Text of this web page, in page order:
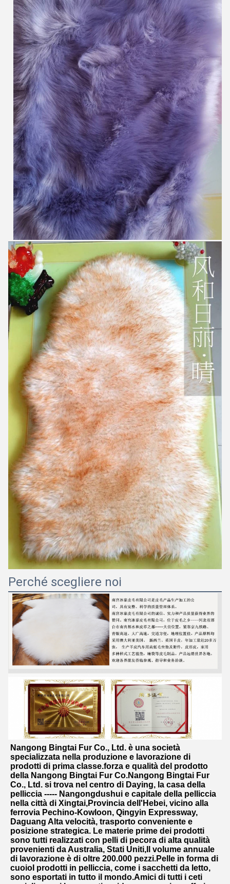
Invia
Perché scegliere noi
Nangong Bingtai Fur Co., Ltd. è una società
specializzata nella produzione e lavorazione di
prodotti di prima classe.forza e qualità del prodotto
della Nangong Bingtai Fur Co.Nangong Bingtai Fur
Co., Ltd. si trova nel centro di Daying, la casa della
pelliccia ----- Nangongdushui e capitale della pelliccia
nella città di Xingtai,Provincia dell'Hebei, vicino alla
ferrovia Pechino-Kowloon, Qingyin Expressway,
Daguang Alta velocità, trasporto conveniente e
posizione strategica. Le materie prime dei prodotti
sono tutti realizzati con pelli di pecora di alta qualità
provenienti da Australia, Stati Uniti,Il volume annuale
di lavorazione è di oltre 200.000 pezzi.Pelle in forma di
cuoioI prodotti in pelliccia, come i sacchetti da letto,
sono esportati in tutto il mondo.Amici di tutti i ceti